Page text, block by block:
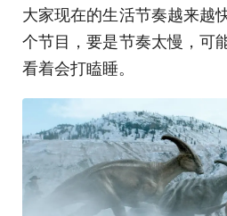
大家现在的生活节奏越来越
个节目，要是节奏太慢，可
看着会打瞌睡。